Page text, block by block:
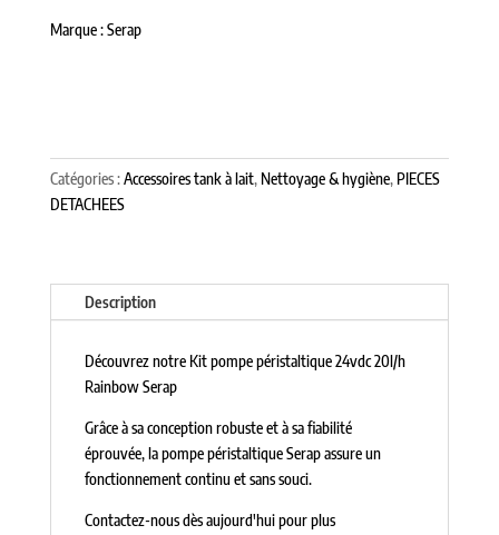
Marque : Serap
Catégories :Accessoires tank à lait, Nettoyage & hygiène, PIECES
DETACHEES
Description
Découvrez notre Kit pompe péristaltique 24vdc 20l/h
Rainbow Serap
Grâce à sa conception robuste et à sa fiabilité
éprouvée, la pompe péristaltique Serap assure un
fonctionnement continu et sans souci.
Contactez-nous dès aujourd'hui pour plus